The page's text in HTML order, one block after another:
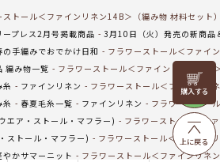
リリヤン
フェア
上に戻る
ストール＜ファインリネン14B＞（編み物 材料セット
ープレス2月号掲載商品
3月10日（火）発売の新商品
の手編みでおでかけ日和
フラワーストール＜ファイ
編み物一覧
フラワーストール＜ファインリネン14B
糸 ファインリネン
フラワーストール＜ファインリ
糸 春夏毛糸一覧 ファインリネン
フラワーストー
エア・ストール・マフラー)
フラワーストール＜フ
ストール・マフラー)
フラワーストール＜ファイン
やかサマーニット フラワーストール＜ファインリネ